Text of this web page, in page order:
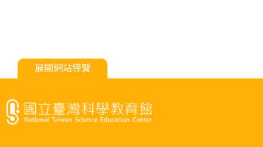
展開網站導覽